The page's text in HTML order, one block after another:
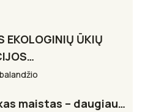
EKOLOGINIŲ ŪKIŲ
maistas – daugiau…